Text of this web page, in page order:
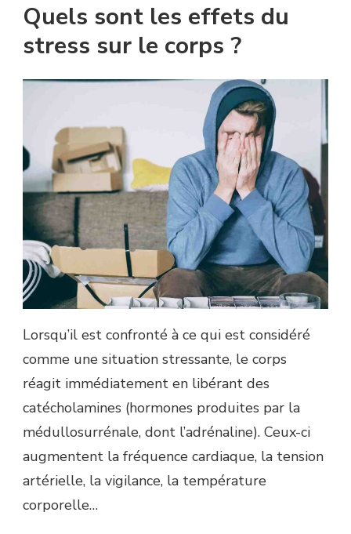
Quels sont les effets du
stress sur le corps ?
Lorsqu’il est confronté à ce qui est considéré
comme une situation stressante, le corps
réagit immédiatement en libérant des
catécholamines (hormones produites par la
médullosurrénale, dont l’adrénaline). Ceux-ci
augmentent la fréquence cardiaque, la tension
artérielle, la vigilance, la température
corporelle…